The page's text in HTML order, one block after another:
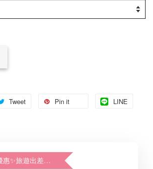
Tweet Pin it LINE
滿499享加購優惠✨旅遊出差好幫手